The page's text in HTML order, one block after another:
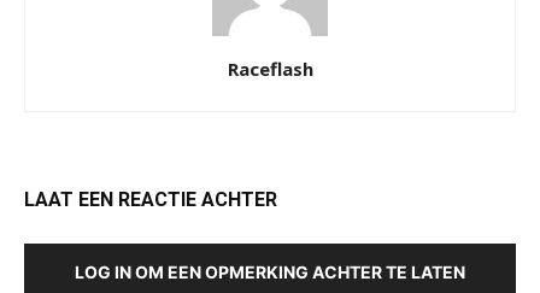
Raceflash
LAAT EEN REACTIE ACHTER
LOG IN OM EEN OPMERKING ACHTER TE LATEN